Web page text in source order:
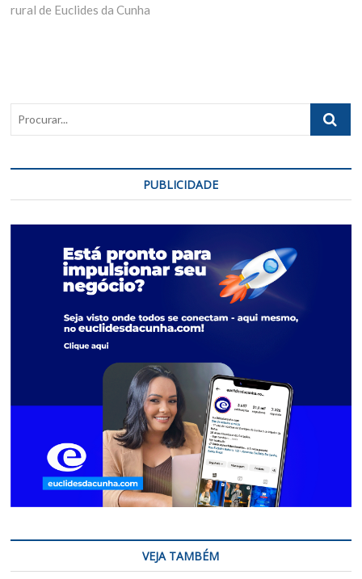
rural de Euclides da Cunha
PUBLICIDADE
VEJA TAMBÉM